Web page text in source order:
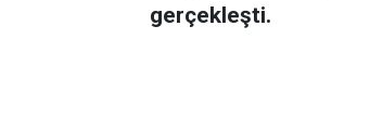
gerçekleşti.